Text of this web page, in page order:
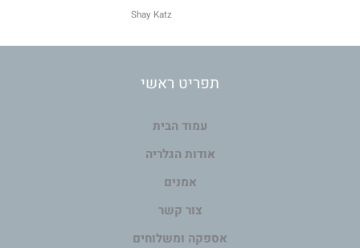
Shay Katz
תפריט ראשי
עמוד הבית
אודות הגלריה
אמנים
צור קשר
אספקה ומשלוחים